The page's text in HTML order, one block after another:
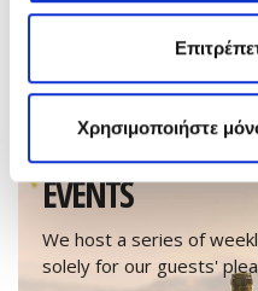
Χρησιμοποιήστε
EVENTS
We host a series of
solely for our guests'